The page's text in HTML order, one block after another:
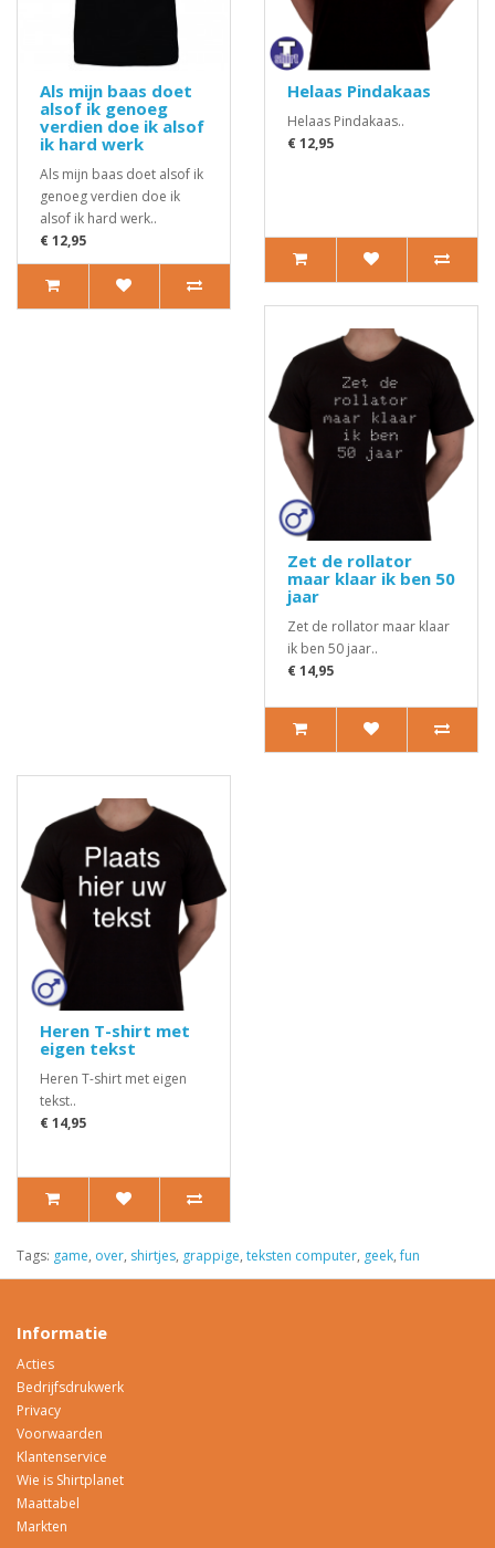
Als mijn baas doet
alsof ik genoeg
verdien doe ik alsof
ik hard werk
Als mijn baas doet alsof ik
genoeg verdien doe ik
alsof ik hard werk..
€ 12,95
Helaas Pindakaas
Helaas Pindakaas..
€ 12,95
Zet de rollator
maar klaar ik ben 50
jaar
Zet de rollator maar klaar
ik ben 50 jaar..
€ 14,95
Heren T-shirt met
eigen tekst
Heren T-shirt met eigen
tekst..
€ 14,95
Tags: game, over, shirtjes, grappige, teksten computer, geek,fun
Informatie
Acties
Bedrijfsdrukwerk
Privacy
Voorwaarden
Klantenservice
Wie is Shirtplanet
Maattabel
Markten